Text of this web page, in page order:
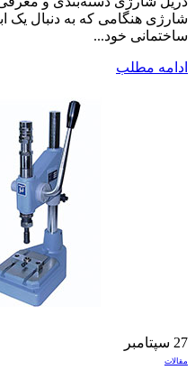
شارژی هنگامی که به دنبال یک
ساختمانی خود...
ادامه مطلب
27 سپتامبر
مقالات